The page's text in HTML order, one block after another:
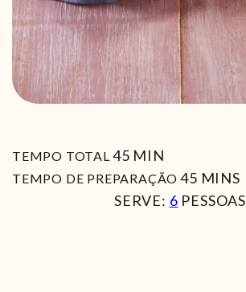
TEMPO TOTAL 45MIN
MIN
TEMPO DE PREPARAÇÃO 45MIN
MINS
SERVE: 6 PESSOAS